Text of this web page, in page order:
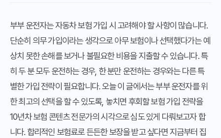
부부 운전자는 자동차 보험 가입 시 고려해야 할 사항이 많습니다.
단순히 의무 가입이라는 생각으로 아무 보험이나 선택했다가는 예
상치 못한 손해를 보거나 불필요한 비용을 지출할 수 있습니다. 특
히 두 분 모두 운전하는 경우, 한 분만 운전하는 경우와는 다른 특
별한 가입 전략이 필요합니다. 오늘 이 글에서는 부부 운전자를 위
한 최고의 선택을 할 수 있도록, 놓치면 후회할 보험 가입 전략을
10년차 보험 콘텐츠 전문가의 시각으로 심도 있게 다뤄보고자 합
니다. 합리적인 보험료로 든든한 보장을 받고 싶다면 지금부터 집